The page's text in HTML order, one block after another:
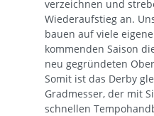
verzeichnen und
Wiederaufstieg an.
bauen auf viele
kommenden Saison
neu gegründeten
Somit ist das Derby
Gradmesser, der mit
schnellen